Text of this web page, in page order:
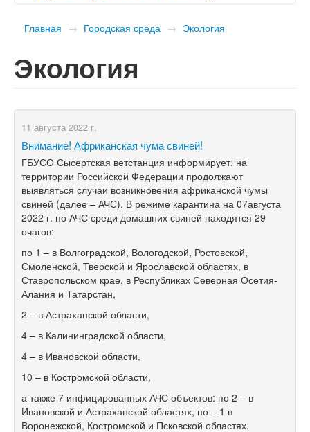
Главная → Городская среда → Экология
Экология
11 августа 2022 г.
Внимание! Африканская чума свиней!
ГБУСО Сысертская ветстанция информирует: на
территории Российской Федерации продолжают
выявляться случаи возникновения африканской чумы
свиней (далее – АЧС). В режиме карантина на 07августа
2022 г. по АЧС среди домашних свиней находятся 29
очагов:
по 1 – в Волгоградской, Вологодской, Ростовской,
Смоленской, Тверской и Ярославской областях, в
Ставропольском крае, в Республиках Северная Осетия-
Алания и Татарстан,
2 – в Астраханской области,
4 – в Калининградской области,
4 – в Ивановской области,
10 – в Костромской области,
а также 7 инфицированных АЧС объектов: по 2 – в
Ивановской и Астраханской областях, по – 1 в
Воронежской, Костромской и Псковской областях.